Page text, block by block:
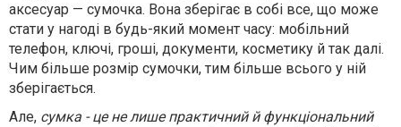
аксесуар — сумочка. Вона зберігає в собі все, що може
стати у нагоді в будь-який момент часу: мобільний
телефон, ключі, гроші, документи, косметику й так далі.
Чим більше розмір сумочки, тим більше всього у ній
зберігається.
Але, сумка - це не лише практичний й функціональний